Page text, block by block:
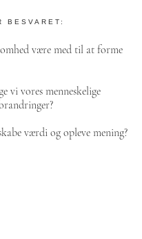
BESVARET:
være med til at forme
vi vores menneskelige
værdi og opleve mening?